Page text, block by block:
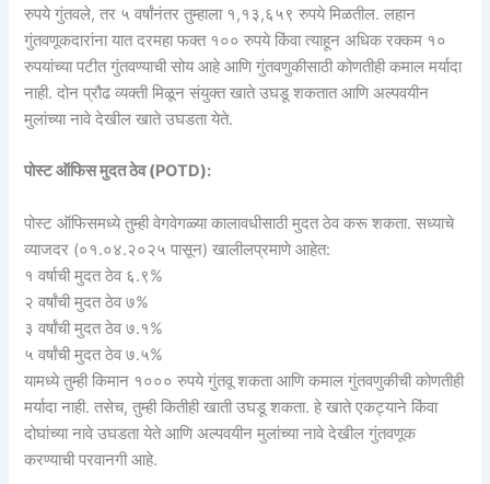
रुपये गुंतवले, तर ५ वर्षांनंतर तुम्हाला १,१३,६५९ रुपये मिळतील. लहान
गुंतवणूकदारांना यात दरमहा फक्त १०० रुपये किंवा त्याहून अधिक रक्कम १०
रुपयांच्या पटीत गुंतवण्याची सोय आहे आणि गुंतवणुकीसाठी कोणतीही कमाल मर्यादा
नाही. दोन प्रौढ व्यक्ती मिळून संयुक्त खाते उघडू शकतात आणि अल्पवयीन
मुलांच्या नावे देखील खाते उघडता येते.
पोस्ट ऑफिस मुदत ठेव (POTD):
पोस्ट ऑफिसमध्ये तुम्ही वेगवेगळ्या कालावधीसाठी मुदत ठेव करू शकता. सध्याचे
व्याजदर (०१.०४.२०२५ पासून) खालीलप्रमाणे आहेत:
१ वर्षाची मुदत ठेव ६.९%
२ वर्षांची मुदत ठेव ७%
३ वर्षांची मुदत ठेव ७.१%
५ वर्षांची मुदत ठेव ७.५%
यामध्ये तुम्ही किमान १००० रुपये गुंतवू शकता आणि कमाल गुंतवणुकीची कोणतीही
मर्यादा नाही. तसेच, तुम्ही कितीही खाती उघडू शकता. हे खाते एकट्याने किंवा
दोघांच्या नावे उघडता येते आणि अल्पवयीन मुलांच्या नावे देखील गुंतवणूक
करण्याची परवानगी आहे.